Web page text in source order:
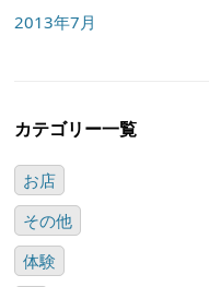
2013年7月
カテゴリー一覧
お店
その他
体験